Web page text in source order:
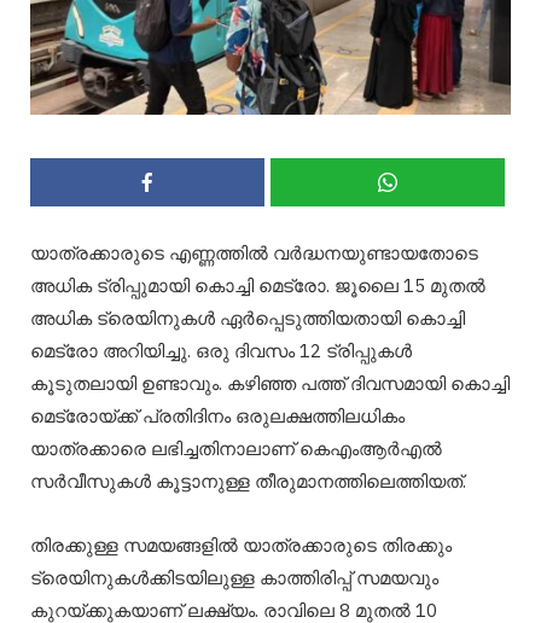
യാത്രക്കാരുടെ എണ്ണത്തില്‍ വര്‍ദ്ധനയുണ്ടായതോടെ
അധിക ട്രിപ്പുമായി കൊച്ചി മെട്രോ. ജൂലൈ 15 മുതല്‍
അധിക ട്രെയിനുകള്‍ ഏര്‍പ്പെടുത്തിയതായി കൊച്ചി
മെട്രോ അറിയിച്ചു. ഒരു ദിവസം 12 ട്രിപ്പുകള്‍
കൂടുതലായി ഉണ്ടാവും. കഴിഞ്ഞ പത്ത് ദിവസമായി കൊച്ചി
മെട്രോയ്ക്ക് പ്രതിദിനം ഒരുലക്ഷത്തിലധികം
യാത്രക്കാരെ ലഭിച്ചതിനാലാണ് കെഎംആര്‍എല്‍
സര്‍വീസുകള്‍ കൂട്ടാനുള്ള തീരുമാനത്തിലെത്തിയത്.
തിരക്കുള്ള സമയങ്ങളില്‍ യാത്രക്കാരുടെ തിരക്കും
ട്രെയിനുകള്‍ക്കിടയിലുള്ള കാത്തിരിപ്പ് സമയവും
കുറയ്ക്കുകയാണ് ലക്ഷ്യം. രാവിലെ 8 മുതല്‍ 10